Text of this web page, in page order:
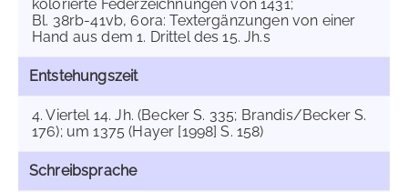
kolorierte Federzeichnungen von 1431;
Bl. 38rb-41vb, 60ra: Textergänzungen von einer
Hand aus dem 1. Drittel des 15. Jh.s
Entstehungszeit
4. Viertel 14. Jh. (Becker S. 335; Brandis/Becker S.
176); um 1375 (Hayer [1998] S. 158)
Schreibsprache